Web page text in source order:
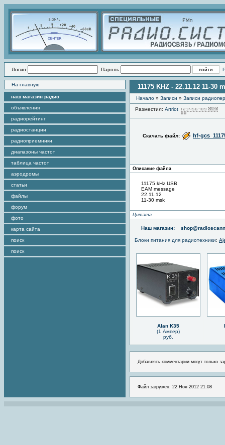
Логин Пароль
На главную
наш магазин радио
объявления
радиорейтинг
радиостанции
радиоприемники
диапазоны частот
таблица частот
аэродромы
статьи
файлы
форум
фото
карта сайта
поиск
поиск
11175 KHZ - 22.11.12 11-30
Начало » Записи » Записи
Разместил: Artriot
Скачать файл: hf-
Описание файла
11175 kHz USB
EAM message
22.11.12
11-30 msk
Цитата
Наш магазин:
Блоки питания для радиотехники:
Alan K35
(1 Ампер)
руб.
Добавлять комментарии могут только
Файл загружен: 22 Ноя 2012 21:08